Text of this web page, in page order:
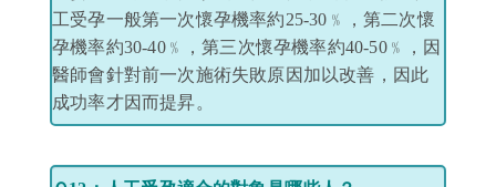
工受孕一般第一次懷孕機率約25-30﹪，第二次懷
孕機率約30-40﹪，第三次懷孕機率約40-50﹪，因
醫師會針對前一次施術失敗原因加以改善，因此
成功率才因而提昇。